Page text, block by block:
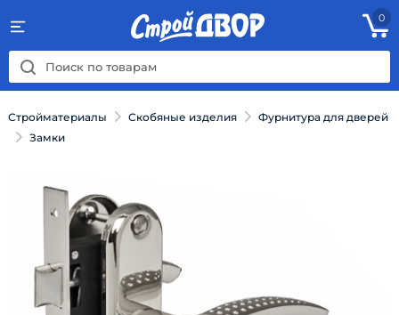
0
Стройматериалы Скобяные изделия
Фурнитура для дверей
Замки